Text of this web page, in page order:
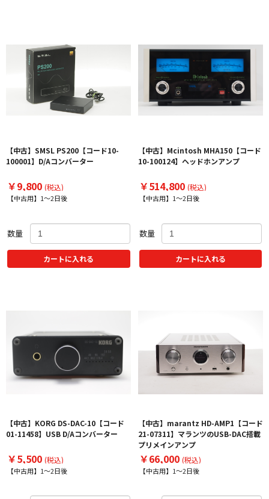
【中古】SMSL PS200【コード10-
100001】D/Aコンバーター
￥9,800 (税込)
【中古用】1～2日後
数量
カートに入れる
【中古】Mcintosh MHA150【コード
10-100124】ヘッドホンアンプ
￥514,800 (税込)
【中古用】1～2日後
数量
カートに入れる
【中古】KORG DS-DAC-10【コード
01-11458】USB D/Aコンバーター
￥5,500 (税込)
【中古用】1～2日後
【中古】marantz HD-AMP1【コード
21-07311】マランツのUSB-DAC搭載
プリメインアンプ
￥66,000 (税込)
【中古用】1～2日後